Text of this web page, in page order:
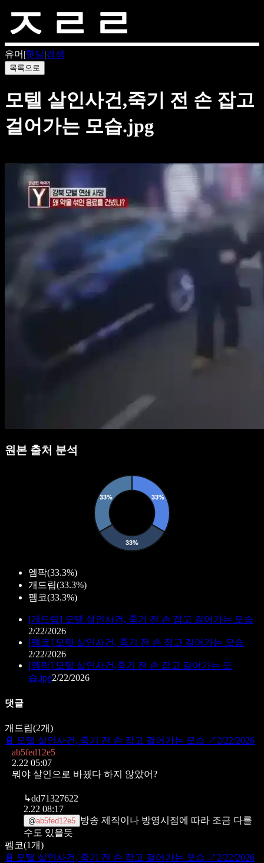
유머 |핫딜|검색
목록으로
모텔 살인사건,죽기 전 손 잡고
걸어가는 모습.jpg
원본 출처 분석
엠팍(33.3%)
개드립(33.3%)
펨코(33.3%)
[개드립] 모텔 살인사건, 죽기 전 손 잡고 걸어가는 모습
2/22/2026
[펨코] 모텔 살인사건, 죽기 전 손 잡고 걸어가는 모습
2/22/2026
[엠팍] 모텔 살인사건,죽기 전 손 잡고 걸어가는 모
습.jpg2/22/2026
댓글
개드립(2개)
📄
모텔 살인사건, 죽기 전 손 잡고 걸어가는 모습 ↗ 2/22/2026
ab5fed12e5
2.22 05:07
뭐야 살인으로 바꿨다 하지 않았어?
↳dd71327622
2.22 08:17
@ab5fed12e5 방송 제작이나 방영시점에 따라 조금 다를
수도 있을듯
펨코(1개)
📄
모텔 살인사건, 죽기 전 손 잡고 걸어가는 모습 ↗ 2/22/2026